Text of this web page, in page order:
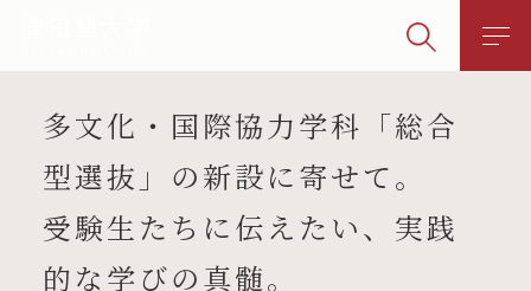
多文化・国際協力学科「総合
型選抜」の新設に寄せて。
受験生たちに伝えたい、実践
的な学びの真髄。